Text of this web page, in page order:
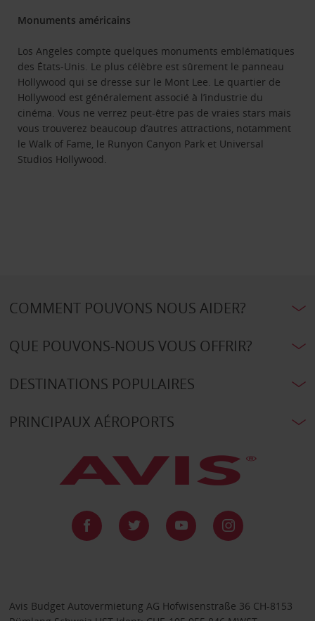
Monuments américains
Los Angeles compte quelques monuments emblématiques
des États-Unis. Le plus célèbre est sûrement le panneau
Hollywood qui se dresse sur le Mont Lee. Le quartier de
Hollywood est généralement associé à l’industrie du
cinéma. Vous ne verrez peut-être pas de vraies stars mais
vous trouverez beaucoup d’autres attractions, notamment
le Walk of Fame, le Runyon Canyon Park et Universal
Studios Hollywood.
COMMENT POUVONS NOUS AIDER?
QUE POUVONS-NOUS VOUS OFFRIR?
DESTINATIONS POPULAIRES
PRINCIPAUX AÉROPORTS
Avis Budget Autovermietung AG Hofwisenstraße 36 CH-8153